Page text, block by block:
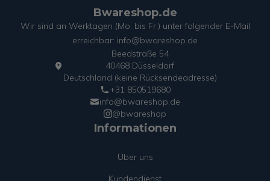
Bwareshop.de
Wir sind an Werktagen (Mo. bis Fr.) unter folgender E-Mail
erreichbar: info@bwareshop.de
Beedstraße 54
40468 Düsseldorf
Deutschland (keine Rücksendeadresse)
+31 850519680
info@bwareshop.de
@bwareshop
Informationen
Über uns
Kundendienst